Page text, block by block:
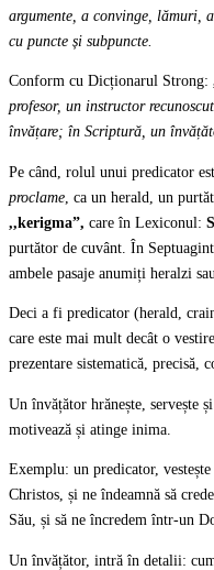
argumente, a convinge, lămuri,
cu puncte și subpuncte.
Conform cu Dicționarul Strong:
profesor, un instructor
învățare; în Scriptură, un
Pe când, rolul unui predicator
proclame , ca un herald, un
,,kerigma”, care în Lexiconul:
purtător de cuvânt. În
ambele pasaje anumiți heralzi
Deci a fi predicator (herald,
care este mai mult decât o
prezentare sistematică, precisă,
Un învățător hrănește, servește
motivează și atinge inima.
Exemplu: un predicator,
Christos, și ne îndeamnă să
Său, și să ne încredem într-un
Un învățător, intră în detalii: